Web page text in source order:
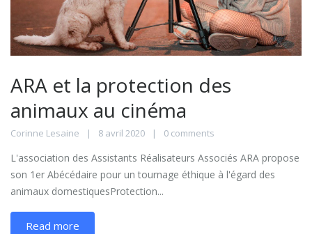
ARA et la protection des
animaux au cinéma
Corinne Lesaine 8 avril 2020 0 comments
L'association des Assistants Réalisateurs Associés ARA propose
son 1er Abécédaire pour un tournage éthique à l'égard des
animaux domestiquesProtection...
Read more